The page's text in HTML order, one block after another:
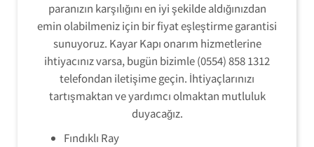
paranızın karşılığını en iyi şekilde aldığınızdan
emin olabilmeniz için bir fiyat eşleştirme garantisi
sunuyoruz. Kayar Kapı onarım hizmetlerine
ihtiyacınız varsa, bugün bizimle (0554) 858 1312
telefondan iletişime geçin. İhtiyaçlarınızı
tartışmaktan ve yardımcı olmaktan mutluluk
duyacağız.
Fındıklı Ray